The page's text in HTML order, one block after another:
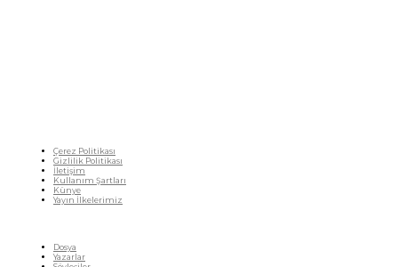
Çerez Politikası
Gizlilik Politikası
İletişim
Kullanım Şartları
Künye
Yayın İlkelerimiz
Dosya
Yazarlar